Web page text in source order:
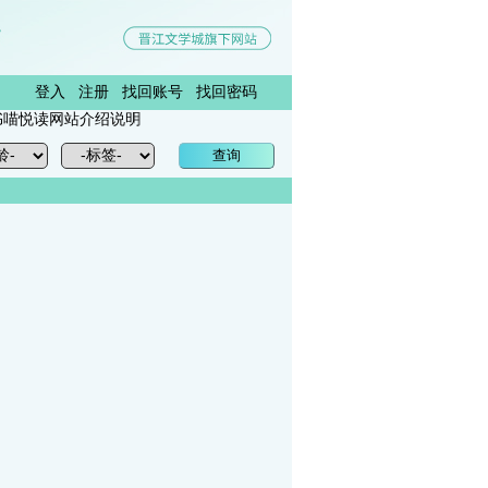
登入 注册 找回账号
找回密码
悦读网站介绍说明